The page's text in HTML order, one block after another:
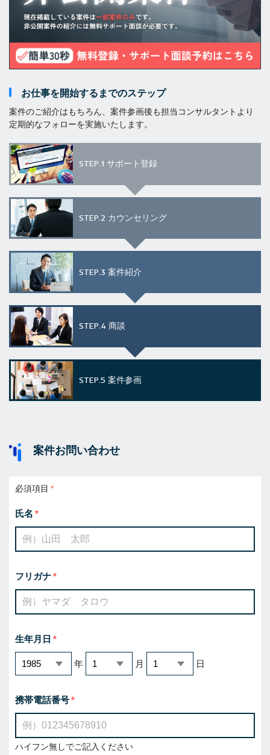
お仕事を開始するまでのステップ
案件のご紹介はもちろん、案件参画後も担当コンサルタントより
定期的なフォローを実施いたします。
STEP.1 サポート登録
STEP.2 カウンセリング
STEP.3 案件紹介
STEP.4 商談
STEP.5 案件参画
案件お問い合わせ
必須項目
氏名
フリガナ
生年月日
年 月 日
携帯電話番号
ハイフン無しでご記入ください